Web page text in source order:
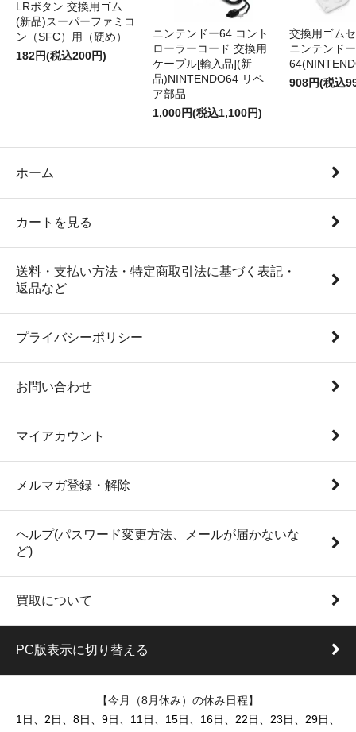
LRボタン 交換用ゴム
(新品)スーパーファミコ
ン（SFC）用（硬め）
182円(税込200円)
ニンテンドー64 コント
ローラーコード 交換用
ケーブル[輸入品](新
品)NINTENDO64 リペ
ア部品
1,000円(税込1,100円)
交換用ゴム
ニンテンドー
908円(税込
ホーム
カートを見る
送料・支払い方法・特定商取引法に基づく表記・
返品など
プライバシーポリシー
お問い合わせ
マイアカウント
メルマガ登録・解除
ヘルプ(パスワード変更方法、メールが届かないな
ど)
買取について
PC版表示に切り替える
【今月（8月休み）の休み日程】
1日、2日、8日、9日、11日、15日、16日、22日、23日、29日、